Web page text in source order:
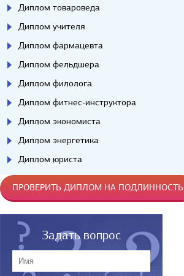
Диплом товароведа
Диплом учителя
Диплом фармацевта
Диплом фельдшера
Диплом филолога
Диплом фитнес-инструктора
Диплом экономиста
Диплом энергетика
Диплом юриста
ПРОВЕРИТЬ ДИПЛОМ НА ПОДЛИННОСТЬ
Задать вопрос